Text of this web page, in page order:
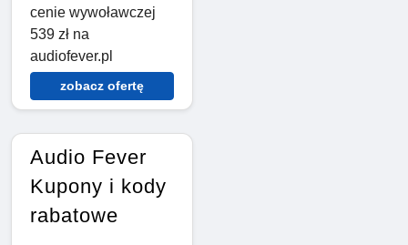
cenie wywoławczej
539 zł na
audiofever.pl
zobacz ofertę
Audio Fever
Kupony i kody
rabatowe